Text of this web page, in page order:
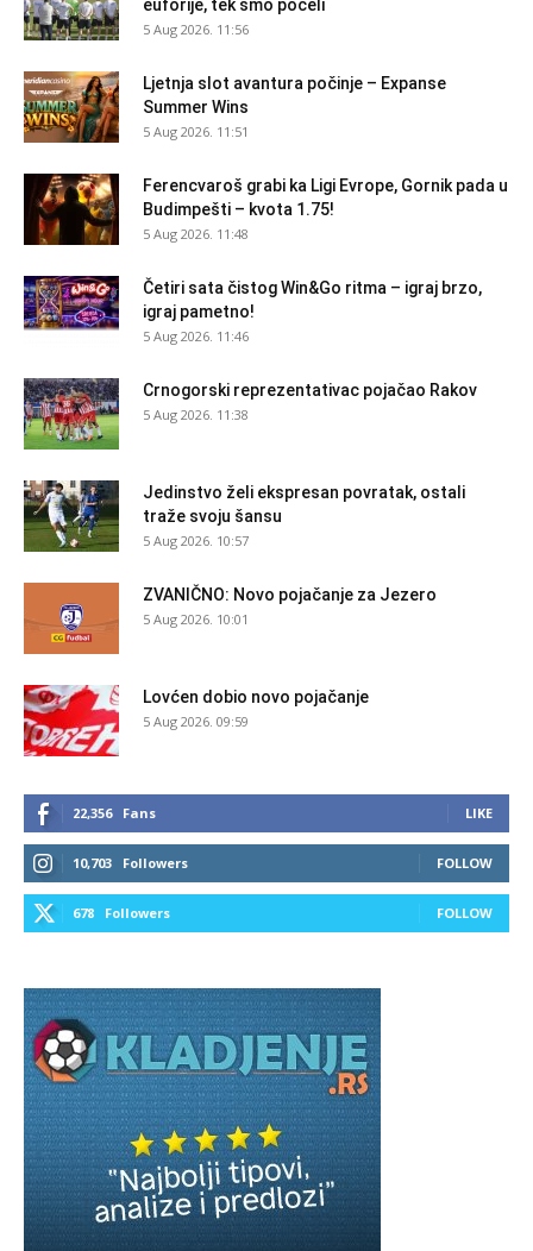
euforije, tek smo počeli
5 Aug 2026. 11:56
Ljetnja slot avantura počinje – Expanse
Summer Wins
5 Aug 2026. 11:51
Ferencvaroš grabi ka Ligi Evrope, Gornik pada u
Budimpešti – kvota 1.75!
5 Aug 2026. 11:48
Četiri sata čistog Win&Go ritma – igraj brzo,
igraj pametno!
5 Aug 2026. 11:46
Crnogorski reprezentativac pojačao Rakov
5 Aug 2026. 11:38
Jedinstvo želi ekspresan povratak, ostali
traže svoju šansu
5 Aug 2026. 10:57
ZVANIČNO: Novo pojačanje za Jezero
5 Aug 2026. 10:01
Lovćen dobio novo pojačanje
5 Aug 2026. 09:59
22,356 Fans LIKE
10,703 Followers FOLLOW
678 Followers FOLLOW